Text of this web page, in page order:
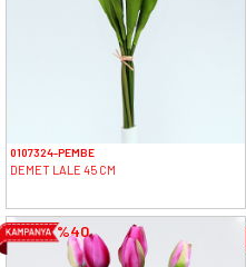
0107324-PEMBE
DEMET LALE 45 CM
%40